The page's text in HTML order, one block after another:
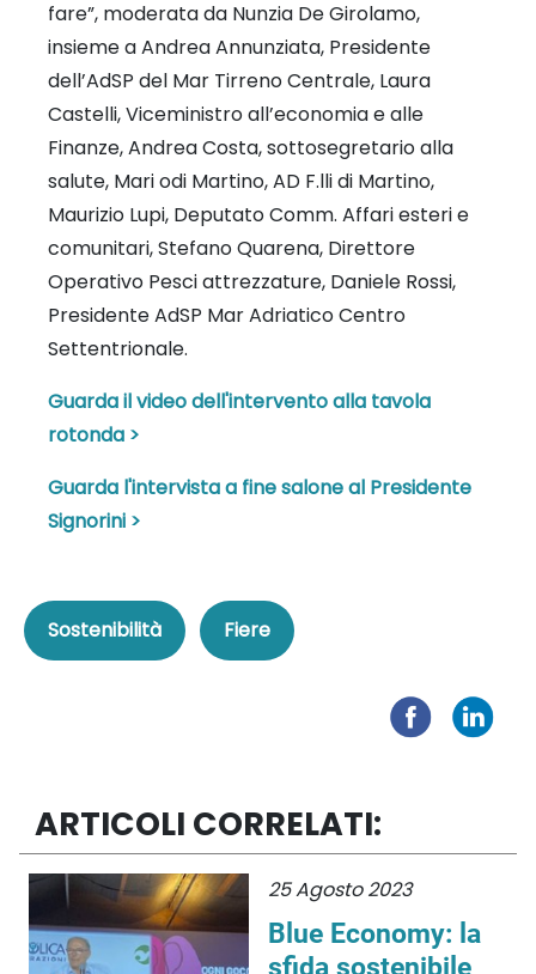
fare”, moderata da Nunzia De Girolamo,
insieme a Andrea Annunziata, Presidente
dell’AdSP del Mar Tirreno Centrale, Laura
Castelli, Viceministro all’economia e alle
Finanze, Andrea Costa, sottosegretario alla
salute, Mari odi Martino, AD F.lli di Martino,
Maurizio Lupi, Deputato Comm. Affari esteri e
comunitari, Stefano Quarena, Direttore
Operativo Pesci attrezzature, Daniele Rossi,
Presidente AdSP Mar Adriatico Centro
Settentrionale.
Guarda il video dell'intervento alla tavola
rotonda >
Guarda l'intervista a fine salone al Presidente
Signorini >
Sostenibilità Fiere
ARTICOLI CORRELATI:
25 Agosto 2023
Blue Economy: la
sfida sostenibile